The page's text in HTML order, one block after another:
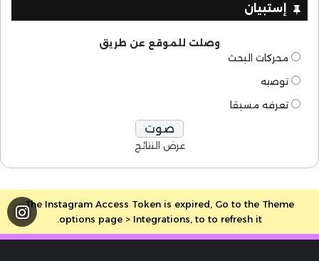
إستبيان
وصلت للموقع عن طريق
محركات البحث
توصيه
تعرفه مسبقا
عرض النتائج
The Instagram Access Token is expired, Go to the Theme
options page > Integrations, to to refresh it.